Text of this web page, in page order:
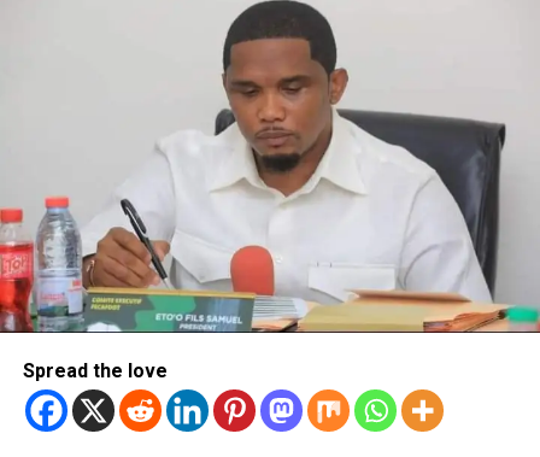
Spread the love